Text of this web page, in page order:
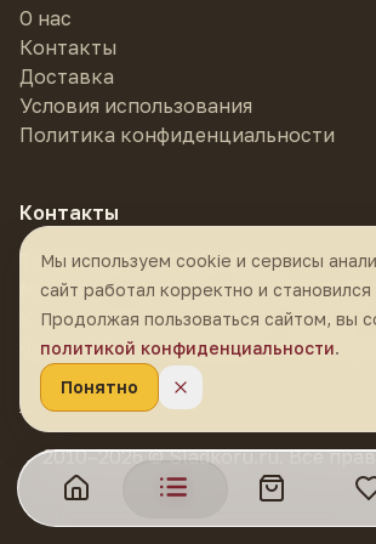
О нас
Контакты
Доставка
Условия использования
Политика конфиденциальности
Контакты
Телефон:8 (985) 878-55-55
Магазин: г. Москва, м. Фрунзенская,
Комсомольский проспект, 24 стр.
Часы работы: ежедневно с 10:30 до
2010–2026 © Sladkoru.ru. Все
Мы используем cookie и сервисы
сайт работал корректно и
Продолжая пользоваться сайтом, вы
политикой конфиденциальности.
Понятно